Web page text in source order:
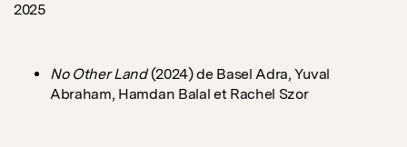
2025
No Other Land(2024) de Basel Adra, Yuval
Abraham, Hamdan Balal et Rachel Szor